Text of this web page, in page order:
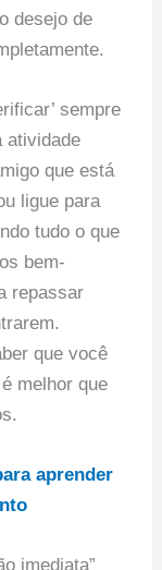
desejo de
sempre
atividade
que está
ligue para
tudo o que
bem-
repassar
que você
melhor que
aprender
imediata”